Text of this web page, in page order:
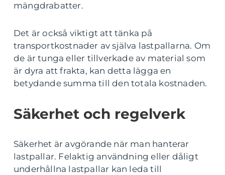
mängdrabatter.
Det är också viktigt att tänka på
transportkostnader av själva lastpallarna. Om
de är tunga eller tillverkade av material som
är dyra att frakta, kan detta lägga en
betydande summa till den totala kostnaden.
Säkerhet och regelverk
Säkerhet är avgörande när man hanterar
lastpallar. Felaktig användning eller dåligt
underhållna lastpallar kan leda till